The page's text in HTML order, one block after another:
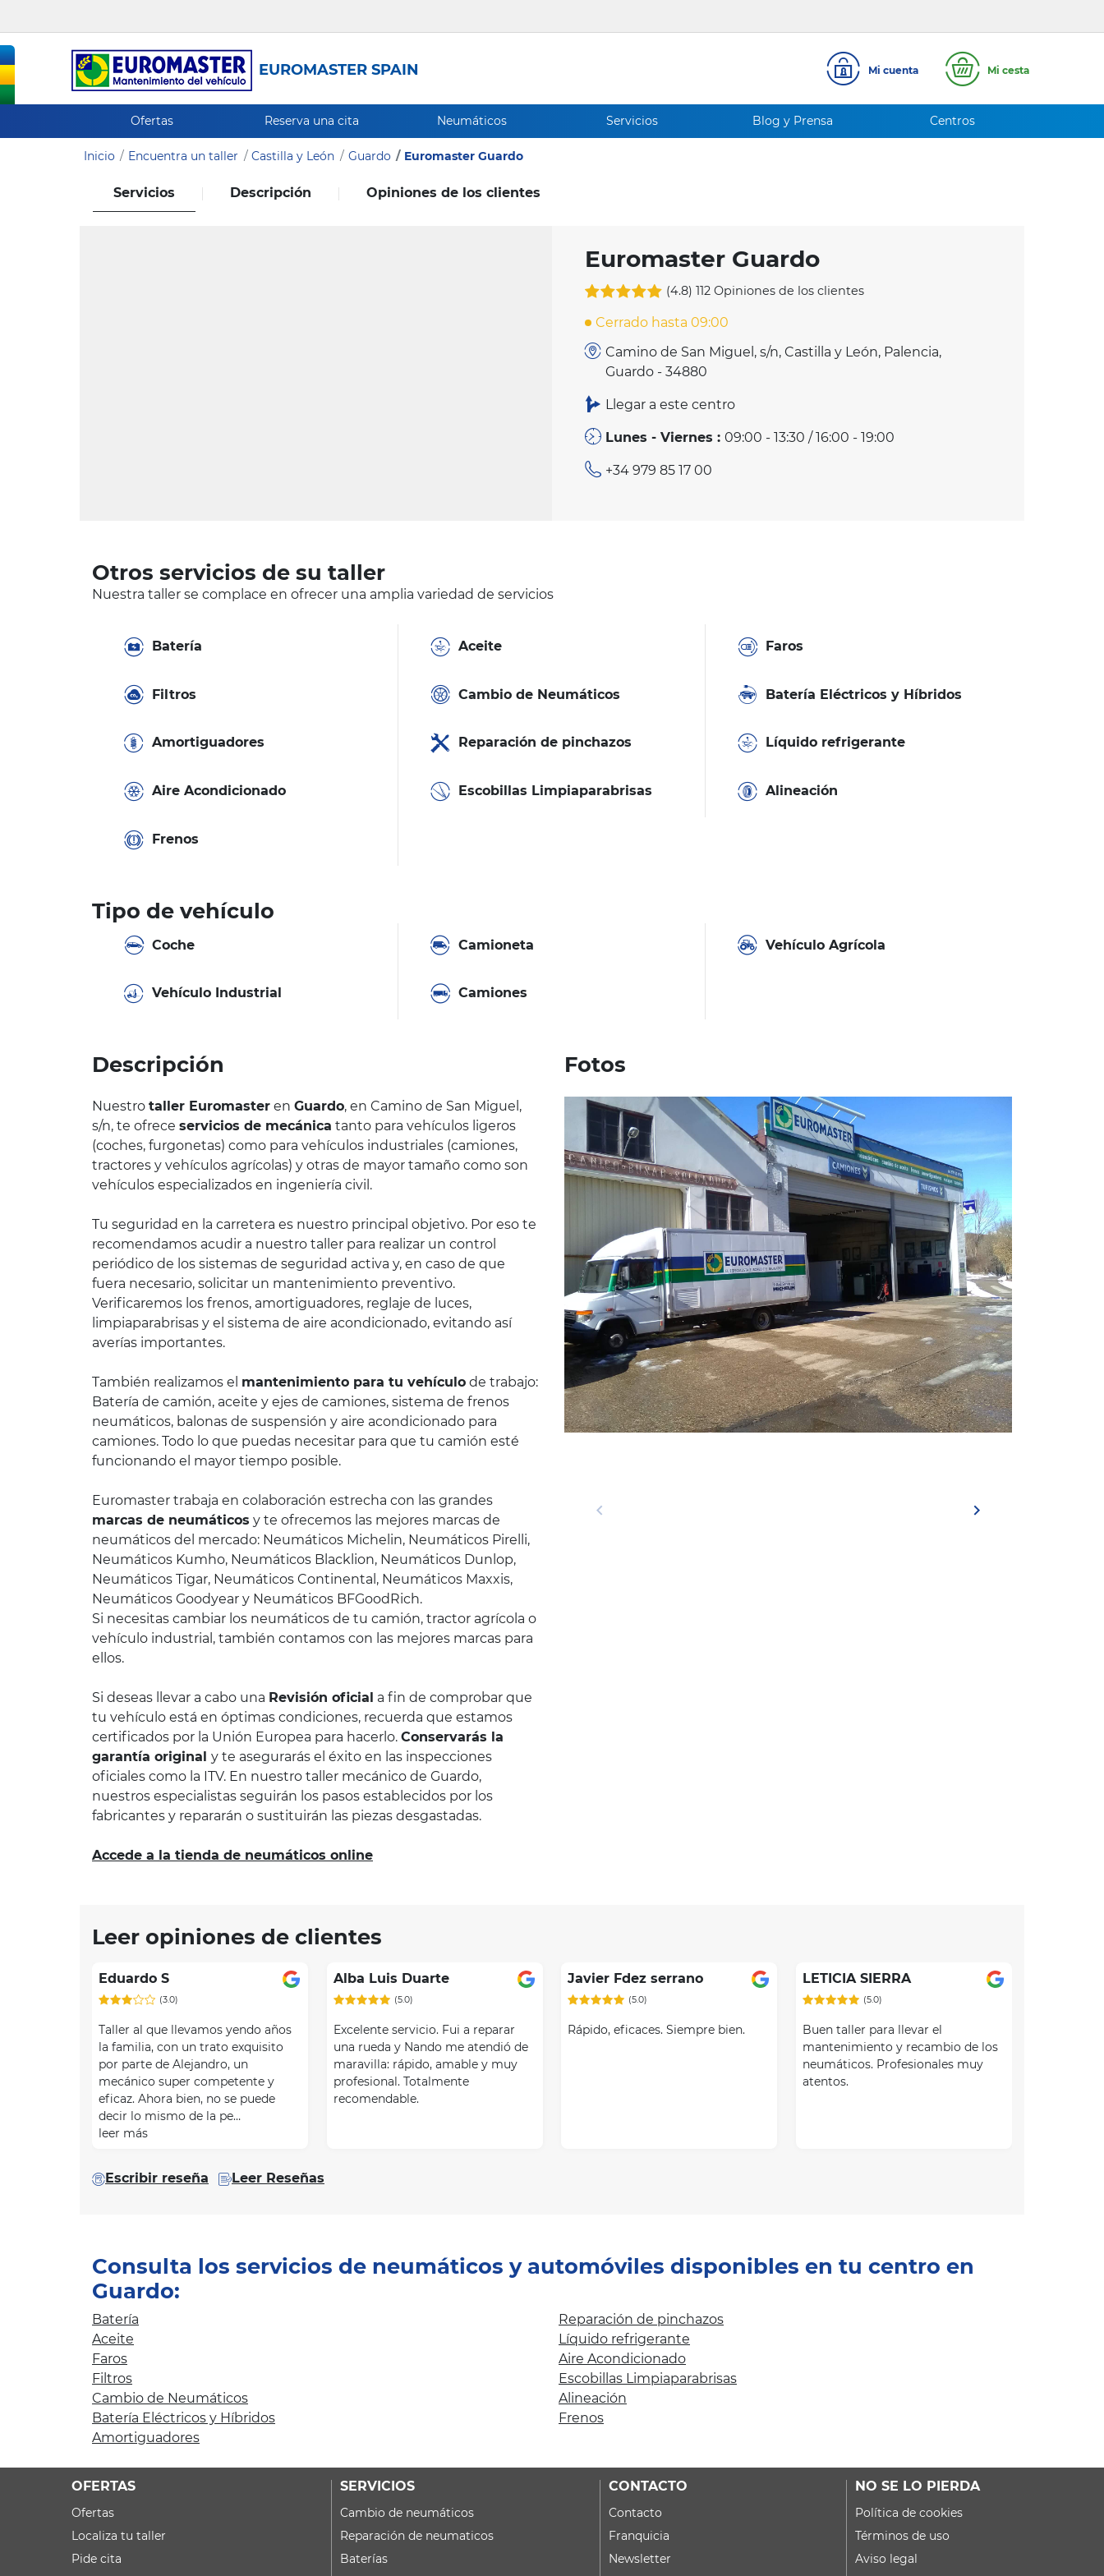
EUROMASTER SPAIN Mi cuenta Mi cesta
Ofertas Reserva una cita Neumáticos Servicios Blog y Prensa Centros
Inicio Encuentra un taller Castilla y León Guardo Euromaster Guardo
Servicios Descripción Opiniones de los clientes
Euromaster Guardo
(4.8) 112 Opiniones de los clientes
Cerrado hasta 09:00
Camino de San Miguel, s/n, Castilla y León, Palencia,
Guardo - 34880
Llegar a este centro
Lunes - Viernes :09:00 - 13:30 / 16:00 - 19:00
+34 979 85 17 00
Otros servicios de su taller
Nuestra taller se complace en ofrecer una amplia variedad de servicios
Batería Aceite Faros
Filtros Cambio de Neumáticos Batería Eléctricos y Híbridos
Amortiguadores Reparación de pinchazos Líquido refrigerante
Aire Acondicionado Escobillas Limpiaparabrisas Alineación
Frenos
Tipo de vehículo
Coche Camioneta Vehículo Agrícola
Vehículo Industrial Camiones
Descripción
Nuestro taller Euromaster en Guardo, en Camino de San Miguel,
s/n, te ofrece servicios de mecánica tanto para vehículos ligeros
(coches, furgonetas) como para vehículos industriales (camiones,
tractores y vehículos agrícolas) y otras de mayor tamaño como son
vehículos especializados en ingeniería civil.
Tu seguridad en la carretera es nuestro principal objetivo. Por eso te
recomendamos acudir a nuestro taller para realizar un control
periódico de los sistemas de seguridad activa y, en caso de que
fuera necesario, solicitar un mantenimiento preventivo.
Verificaremos los frenos, amortiguadores, reglaje de luces,
limpiaparabrisas y el sistema de aire acondicionado, evitando así
averías importantes.
También realizamos el mantenimiento para tu vehículo de trabajo:
Batería de camión, aceite y ejes de camiones, sistema de frenos
neumáticos, balonas de suspensión y aire acondicionado para
camiones. Todo lo que puedas necesitar para que tu camión esté
funcionando el mayor tiempo posible.
Euromaster trabaja en colaboración estrecha con las grandes
marcas de neumáticos y te ofrecemos las mejores marcas de
neumáticos del mercado: Neumáticos Michelin, Neumáticos Pirelli,
Neumáticos Kumho, Neumáticos Blacklion, Neumáticos Dunlop,
Neumáticos Tigar, Neumáticos Continental, Neumáticos Maxxis,
Neumáticos Goodyear y Neumáticos BFGoodRich.
Si necesitas cambiar los neumáticos de tu camión, tractor agrícola o
vehículo industrial, también contamos con las mejores marcas para
ellos.
Si deseas llevar a cabo una Revisión oficial a fin de comprobar que
tu vehículo está en óptimas condiciones, recuerda que estamos
certificados por la Unión Europea para hacerlo. Conservarás la
garantía original y te asegurarás el éxito en las inspecciones
oficiales como la ITV. En nuestro taller mecánico de Guardo,
nuestros especialistas seguirán los pasos establecidos por los
fabricantes y repararán o sustituirán las piezas desgastadas.
Accede a la tienda de neumáticos online
Fotos
of
Leer opiniones de clientes
Eduardo S
(3.0)
Taller al que llevamos yendo años
la familia, con un trato exquisito
por parte de Alejandro, un
mecánico super competente y
eficaz. Ahora bien, no se puede
decir lo mismo de la pe…
leer más
Alba Luis Duarte
(5.0)
Excelente servicio. Fui a reparar
una rueda y Nando me atendió de
maravilla: rápido, amable y muy
profesional. Totalmente
recomendable.
Javier Fdez serrano
(5.0)
Rápido, eficaces. Siempre bien.
LETICIA SIERRA
(5.0)
Buen taller para llevar el
mantenimiento y recambio de los
neumáticos. Profesionales muy
atentos.
Escribir reseña Leer Reseñas
Consulta los servicios de neumáticos y automóviles disponibles en tu centro en
Guardo:
Batería
Aceite
Faros
Filtros
Cambio de Neumáticos
Batería Eléctricos y Híbridos
Amortiguadores
Reparación de pinchazos
Líquido refrigerante
Aire Acondicionado
Escobillas Limpiaparabrisas
Alineación
Frenos
OFERTAS
Ofertas
Localiza tu taller
Pide cita
SERVICIOS
Cambio de neumáticos
Reparación de neumaticos
Baterías
CONTACTO
Contacto
Franquicia
Newsletter
NO SE LO PIERDA
Política de cookies
Términos de uso
Aviso legal